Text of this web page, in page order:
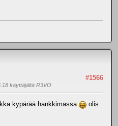
#1566
käyttäjältä R3VO
kypärää hankkimassa
olis